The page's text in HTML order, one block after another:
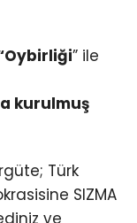
” ile
kurulmuş
Türk
SIZMA
ve